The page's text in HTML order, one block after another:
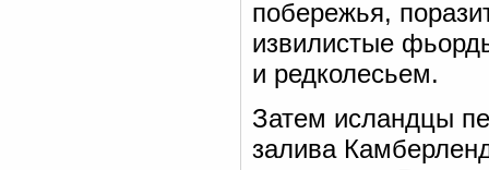
побережья,
извилистые
и редколесьем.
Затем исландцы
залива